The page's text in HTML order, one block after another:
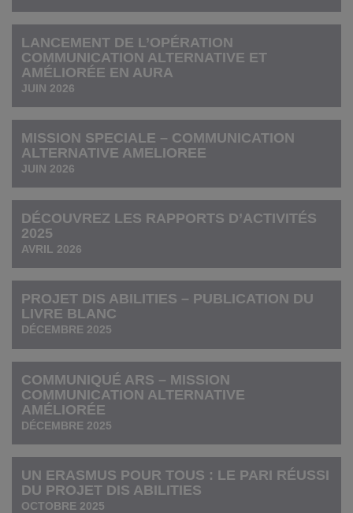
LANCEMENT DE L’OPÉRATION
COMMUNICATION ALTERNATIVE ET
AMÉLIORÉE EN AURA
JUIN 2026
MISSION SPECIALE – COMMUNICATION
ALTERNATIVE AMELIOREE
JUIN 2026
DÉCOUVREZ LES RAPPORTS D’ACTIVITÉS
2025
AVRIL 2026
PROJET DIS ABILITIES – PUBLICATION DU
LIVRE BLANC
DÉCEMBRE 2025
COMMUNIQUÉ ARS – MISSION
COMMUNICATION ALTERNATIVE
AMÉLIORÉE
DÉCEMBRE 2025
UN ERASMUS POUR TOUS : LE PARI RÉUSSI
DU PROJET DIS ABILITIES
OCTOBRE 2025